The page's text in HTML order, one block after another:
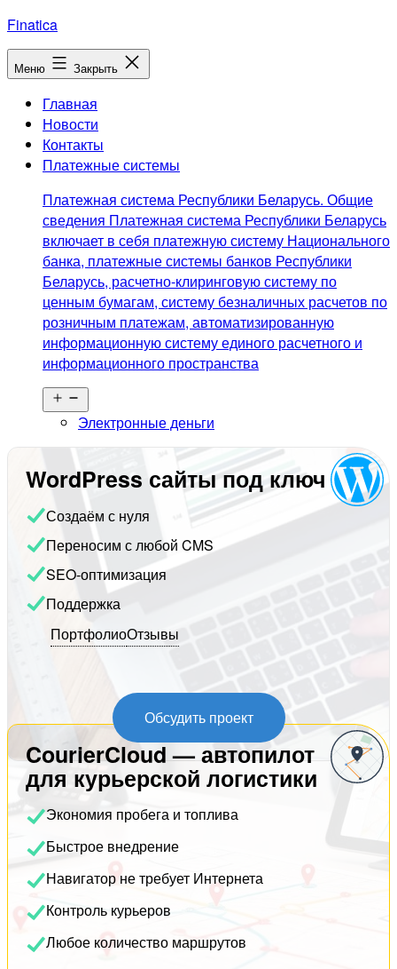
Перейти
к
содержимому
Finatica
Меню Закрыть
Главная
Новости
Контакты
Платежные системы
Платежная система Республики Беларусь. Общие
сведения Платежная система Республики Беларусь
включает в себя платежную систему Национального
банка, платежные системы банков Республики
Беларусь, расчетно-клиринговую систему по
ценным бумагам, систему безналичных расчетов по
розничным платежам, автоматизированную
информационную систему единого расчетного и
информационного пространства
меню
Электронные деньги
WordPress сайты под ключ
Создаём с нуля
Переносим с любой CMS
SEO-оптимизация
Поддержка
ПортфолиоОтзывы
Обсудить проект
CourierCloud — автопилот
для курьерской логистики
Экономия пробега и топлива
Быстрое внедрение
Навигатор не требует Интернета
Контроль курьеров
Любое количество маршрутов